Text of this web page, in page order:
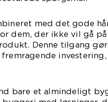
med det gode
dem, der ikke vil gå på
Denne tilgang
investering,
bare et almindeligt